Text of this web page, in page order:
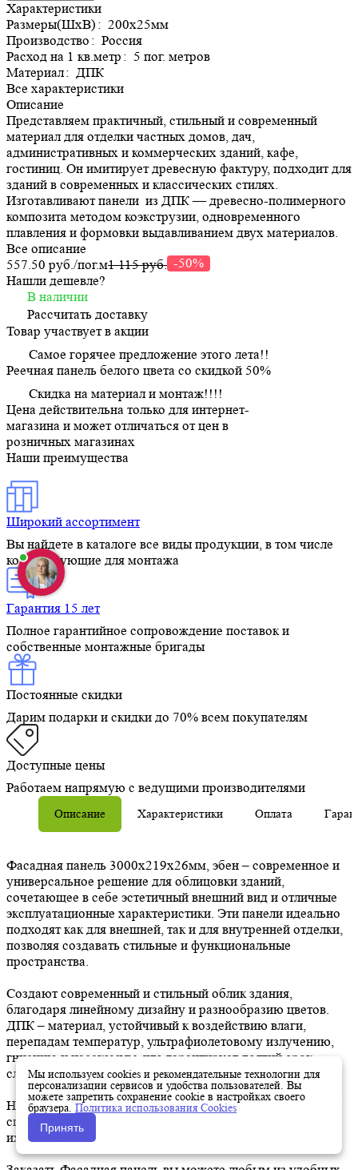
Характеристики
Размеры(ШхВ): 200х25мм
Производство: Россия
Расход на 1 кв.метр: 5 пог. метров
Материал: ДПК
Все характеристики
Описание
Представляем практичный, стильный и современный
материал для отделки частных домов, дач,
административных и коммерческих зданий, кафе,
гостиниц. Он имитирует древесную фактуру, подходит для
зданий в современных и классических стилях.
Изготавливают панели из ДПК — древесно-полимерного
композита методом коэкструзии, одновременного
плавления и формовки выдавливанием двух материалов.
Все описание
557.50 руб./пог.м1 115 руб. -50%
Нашли дешевле?
В наличии
Рассчитать доставку
Товар участвует в акции
Самое горячее предложение этого лета!!
Реечная панель белого цвета со скидкой 50%
Скидка на материал и монтаж!!!!
Цена действительна только для интернет-
магазина и может отличаться от цен в
розничных магазинах
Наши преимущества
Широкий ассортимент
Вы найдете в каталоге все виды продукции, в том числе
комплектующие для монтажа
Гарантия 15 лет
Полное гарантийное сопровождение поставок и
собственные монтажные бригады
Постоянные скидки
Дарим подарки и скидки до 70% всем покупателям
Доступные цены
Работаем напрямую с ведущими производителями
Описание Характеристики Оплата
Фасадная панель 3000х219х26мм, эбен – современное и
универсальное решение для облицовки зданий,
сочетающее в себе эстетичный внешний вид и отличные
эксплуатационные характеристики. Эти панели идеально
подходят как для внешней, так и для внутренней отделки,
позволяя создавать стильные и функциональные
пространства.
Создают современный и стильный облик здания,
благодаря линейному дизайну и разнообразию цветов.
ДПК – материал, устойчивый к воздействию влаги,
перепадам температур, ультрафиолетовому излучению,
гниению и насекомым, что гарантирует долгий срок
службы панелей.
Не нуждаются в покраске, обработке антисептиками или
специальном уходе. Достаточно периодически очищать
их от загрязнений водой.
Мы используем cookies и рекомендательные технологии для
персонализации сервисов и удобства пользователей. Вы
можете запретить сохранение cookie в настройках своего
браузера. Политика использования Cookies
Принять